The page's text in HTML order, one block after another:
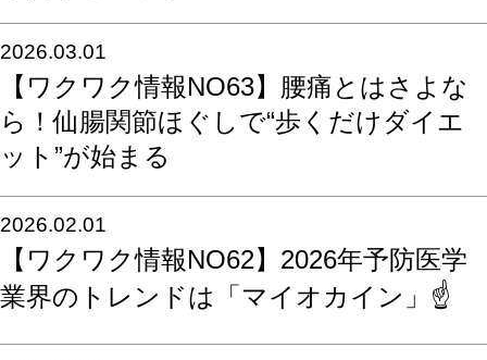
2026.03.01
【ワクワク情報NO63】腰痛とはさよな
ら！仙腸関節ほぐしで“歩くだけダイエ
ット”が始まる
2026.02.01
【ワクワク情報NO62】2026年予防医学
業界のトレンドは「マイオカイン」☝️